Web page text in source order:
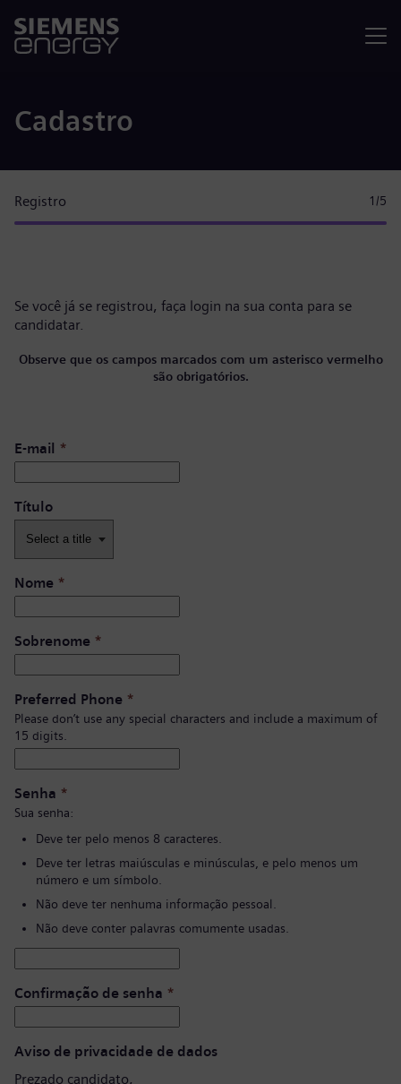
Cadastro
Registro 1 /5
Se você já se registrou, faça login na sua conta para se
candidatar.
Observe que os campos marcados com um asterisco vermelho
são obrigatórios.
E-mail *
Título
Nome *
Sobrenome *
Preferred Phone *
Please don’t use any special characters and include a maximum of
15 digits.
Senha *
Sua senha:
Deve ter pelo menos 8 caracteres.
Deve ter letras maiúsculas e minúsculas, e pelo menos um
número e um símbolo.
Não deve ter nenhuma informação pessoal.
Não deve conter palavras comumente usadas.
Confirmação de senha *
Aviso de privacidade de dados
Prezado candidato,